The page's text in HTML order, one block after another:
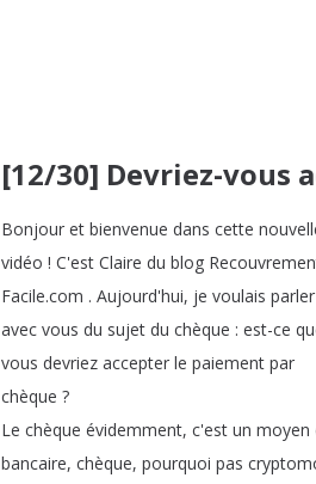
[12/30] Devriez-vous
Bonjour et bienvenue dans cette
vidéo ! C'est Claire du blog
Facile.com . Aujourd'hui, je voulais parler
avec vous du sujet du chèque : est-ce
vous devriez accepter le paiement par
chèque ?
Le chèque évidemment, c'est un moyen
bancaire, chèque, pourquoi pas